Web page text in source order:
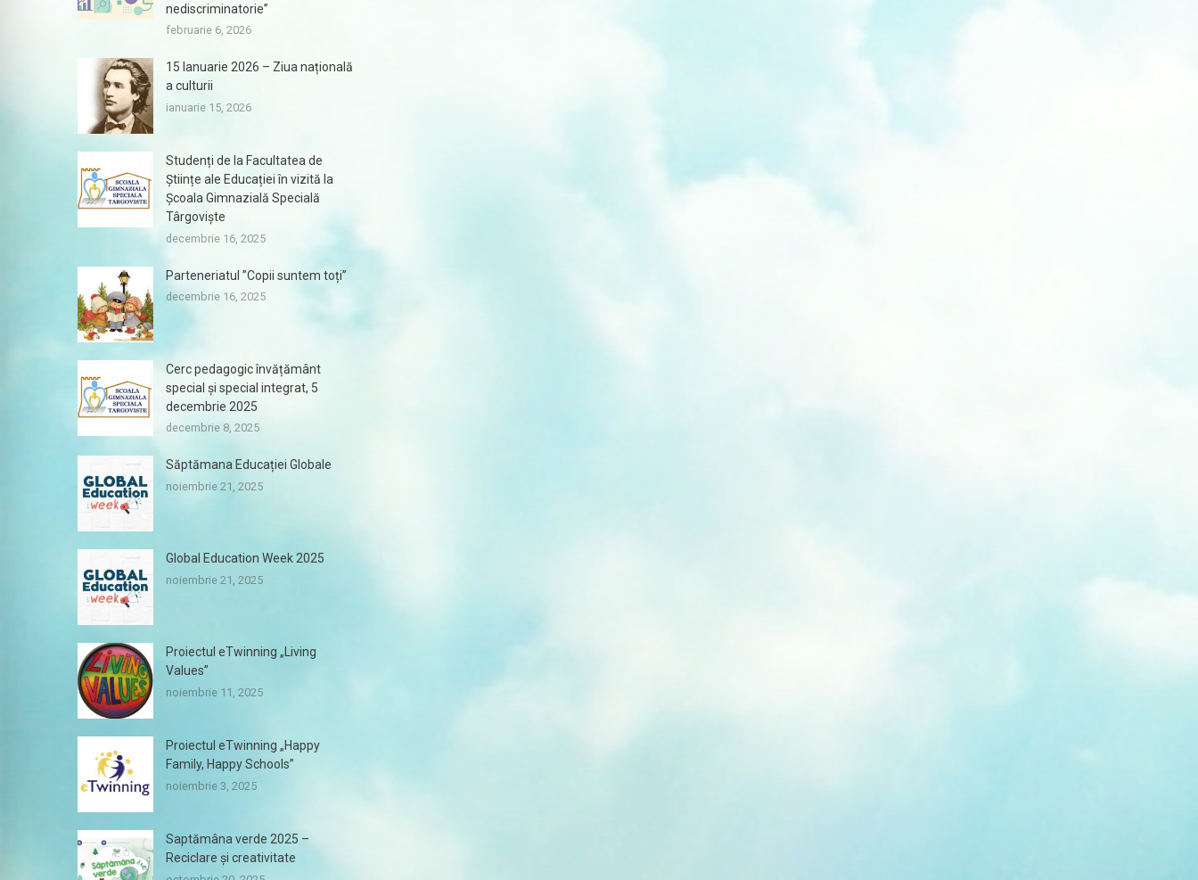
nediscriminatorie”
februarie 6, 2026
15 Ianuarie 2026 – Ziua națională
a culturii
ianuarie 15, 2026
Studenți de la Facultatea de
Științe ale Educației în vizită la
Școala Gimnazială Specială
Târgoviște
decembrie 16, 2025
Parteneriatul ”Copii suntem toți”
decembrie 16, 2025
Cerc pedagogic învățământ
special și special integrat, 5
decembrie 2025
decembrie 8, 2025
Săptămana Educației Globale
noiembrie 21, 2025
Global Education Week 2025
noiembrie 21, 2025
Proiectul eTwinning „Living
Values”
noiembrie 11, 2025
Proiectul eTwinning „Happy
Family, Happy Schools”
noiembrie 3, 2025
Saptămâna verde 2025 –
Reciclare și creativitate